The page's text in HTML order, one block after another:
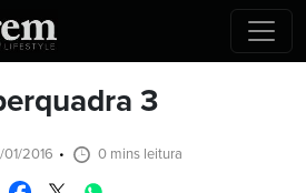
3
01/2016 0 mins leitura